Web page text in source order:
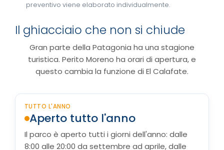
preventivo viene elaborato individualmente.
Il ghiacciaio che non si chiude
Gran parte della Patagonia ha una stagione
turistica. Perito Moreno ha orari di apertura, e
questo cambia la funzione di El Calafate.
TUTTO L'ANNO
Aperto tutto l'anno
Il parco è aperto tutti i giorni dell'anno: dalle
8:00 alle 20:00 da settembre ad aprile, dalle